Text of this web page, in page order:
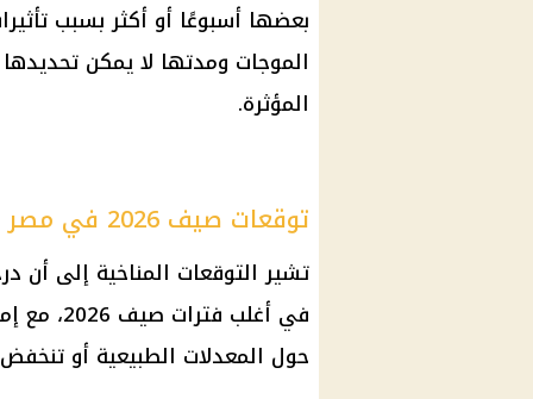
بعضها أسبوعًا أو أكثر بسبب
الموجات ومدتها لا يمكن تحديدها
المؤثرة.
توقعات صيف 2026 في مصر
تشير التوقعات المناخية إلى أن
في أغلب
حول المعدلات الطبيعية أو